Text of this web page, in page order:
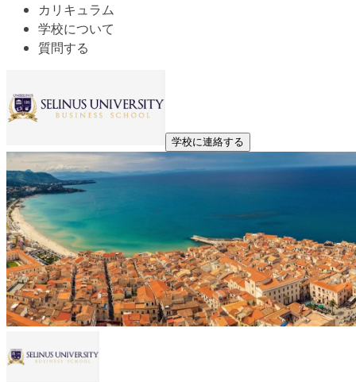
カリキュラム
学校について
質問する
学校に連絡する